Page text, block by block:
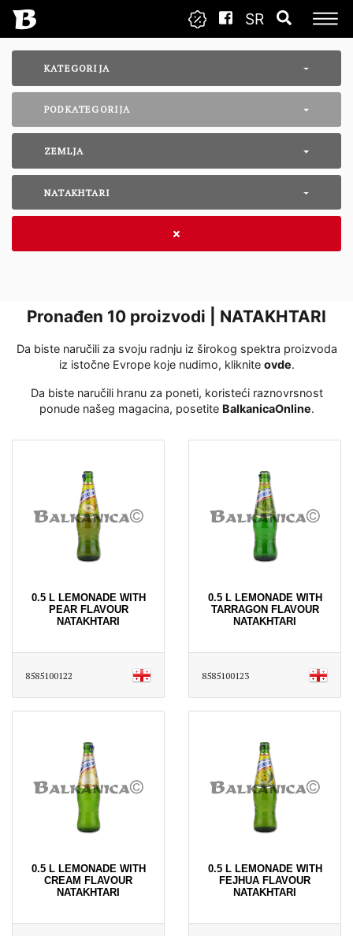
SR
KATEGORIJA
PODKATEGORIJA
ZEMLJA
NATAKHTARI
Pronađen 10 proizvodi | NATAKHTARI
Da biste naručili za svoju radnju iz širokog spektra proizvoda
iz istočne Evrope koje nudimo, kliknite ovde․
Da biste naručili hranu za poneti, koristeći raznovrsnost
ponude našeg magacina, posetite BalkanicaOnline․
0.5 L LEMONADE WITH
PEAR FLAVOUR
NATAKHTARI
8585100122
0.5 L LEMONADE WITH
TARRAGON FLAVOUR
NATAKHTARI
8585100123
0.5 L LEMONADE WITH
CREAM FLAVOUR
NATAKHTARI
0.5 L LEMONADE WITH
FEJHUA FLAVOUR
NATAKHTARI